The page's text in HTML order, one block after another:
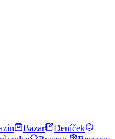
Bazar
Deníček